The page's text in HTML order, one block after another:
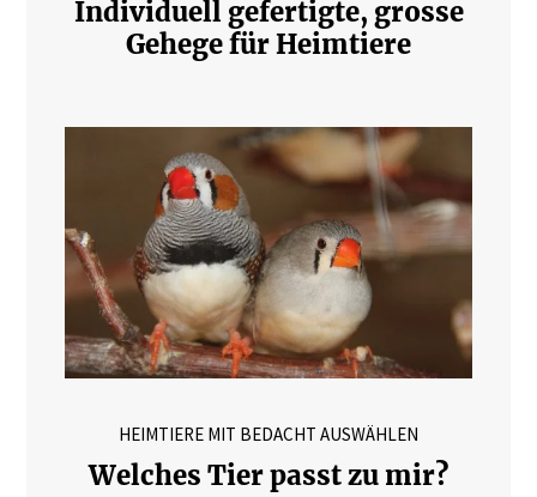
Individuell gefertigte, grosse
Gehege für Heimtiere
HEIMTIERE MIT BEDACHT AUSWÄHLEN
Welches Tier passt zu mir?